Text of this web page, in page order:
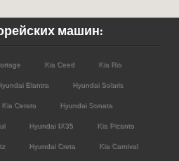
машин:
Kia Ceed Kia Rio
Elantra Hyundai Solaris
Kia Cerato Hyundai Sonata
Hyundai IX35 Kia Picanto
Hyundai Creta Kia Carnival